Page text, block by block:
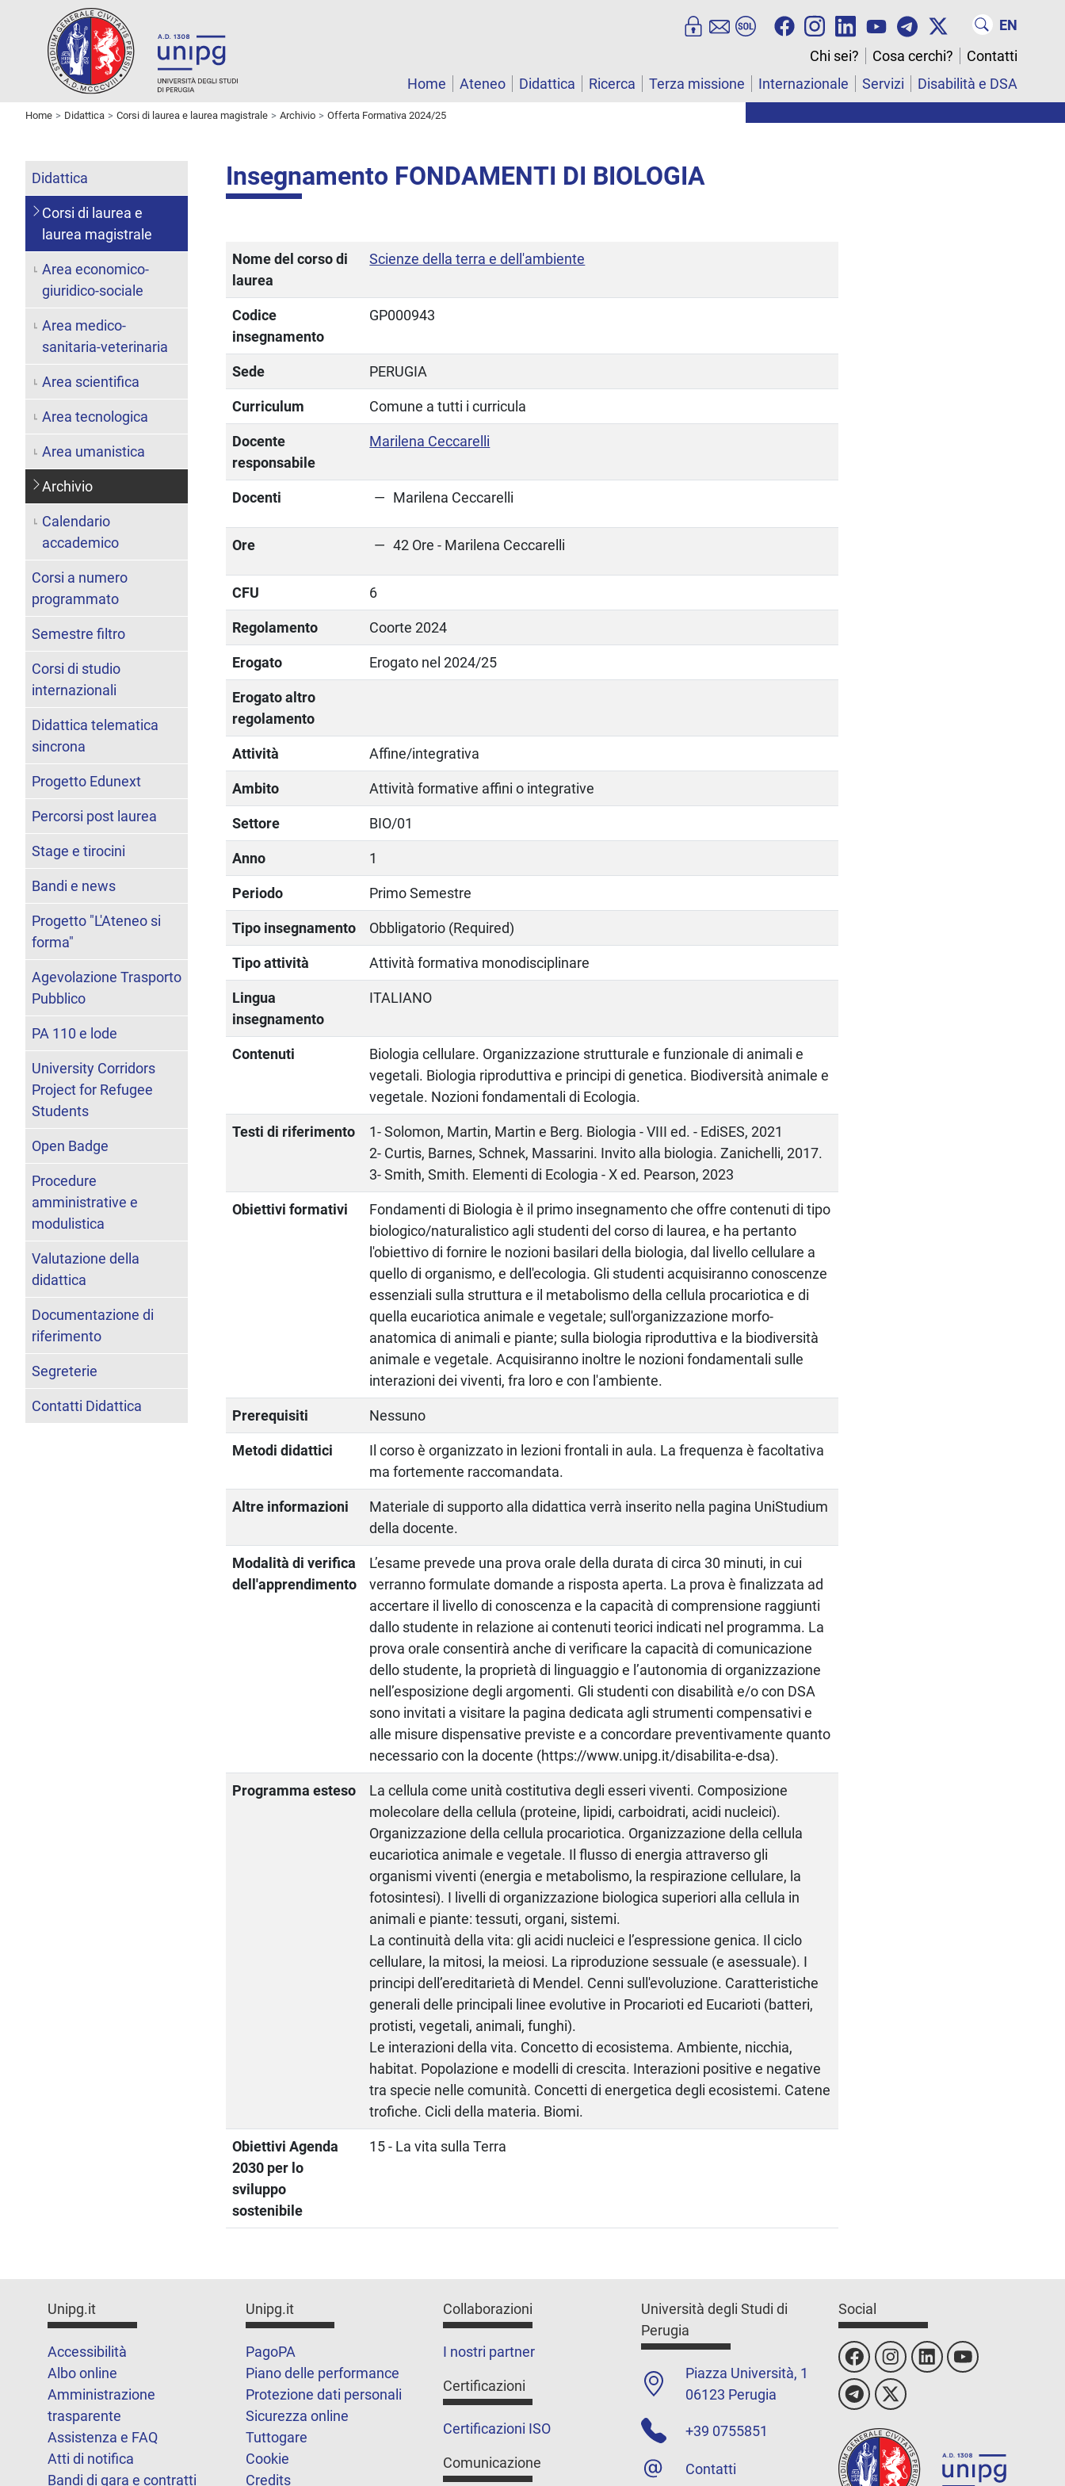
EN
Chi sei?
Cosa cerchi?
Contatti
Home
Ateneo Didattica Ricerca Terza missione Internazionale Servizi Disabilità e DSA
Home Didattica Corsi di laurea e laurea magistrale Archivio Offerta Formativa 2024/25
Insegnamento FONDAMENTI DI BIOLOGIA
Nome del corso di
laurea
Scienze della terra e dell'ambiente
Codice
insegnamento
GP000943
Sede PERUGIA
Curriculum Comune a tutti i curricula
Docente
responsabile
Marilena Ceccarelli
Docenti Marilena Ceccarelli
Ore 42 Ore - Marilena Ceccarelli
CFU 6
Regolamento Coorte 2024
Erogato Erogato nel 2024/25
Erogato altro
regolamento
Attività Affine/integrativa
Ambito Attività formative affini o integrative
Settore BIO/01
Anno 1
Periodo Primo Semestre
Tipo insegnamento Obbligatorio (Required)
Tipo attività Attività formativa monodisciplinare
Lingua
insegnamento
ITALIANO
Contenuti
Biologia cellulare. Organizzazione strutturale e funzionale di animali e
vegetali. Biologia riproduttiva e principi di genetica. Biodiversità animale e
vegetale. Nozioni fondamentali di Ecologia.
Testi di riferimento
1- Solomon, Martin, Martin e Berg. Biologia - VIII ed. - EdiSES, 2021
2- Curtis, Barnes, Schnek, Massarini. Invito alla biologia. Zanichelli, 2017.
3- Smith, Smith. Elementi di Ecologia - X ed. Pearson, 2023
Obiettivi formativi
Fondamenti di Biologia è il primo insegnamento che offre contenuti di tipo
biologico/naturalistico agli studenti del corso di laurea, e ha pertanto
l'obiettivo di fornire le nozioni basilari della biologia, dal livello cellulare a
quello di organismo, e dell'ecologia. Gli studenti acquisiranno conoscenze
essenziali sulla struttura e il metabolismo della cellula procariotica e di
quella eucariotica animale e vegetale; sull'organizzazione morfo-
anatomica di animali e piante; sulla biologia riproduttiva e la biodiversità
animale e vegetale. Acquisiranno inoltre le nozioni fondamentali sulle
interazioni dei viventi, fra loro e con l'ambiente.
Prerequisiti Nessuno
Metodi didattici
Il corso è organizzato in lezioni frontali in aula. La frequenza è facoltativa
ma fortemente raccomandata.
Altre informazioni
Materiale di supporto alla didattica verrà inserito nella pagina UniStudium
della docente.
Modalità di verifica
dell'apprendimento
L’esame prevede una prova orale della durata di circa 30 minuti, in cui
verranno formulate domande a risposta aperta. La prova è finalizzata ad
accertare il livello di conoscenza e la capacità di comprensione raggiunti
dallo studente in relazione ai contenuti teorici indicati nel programma. La
prova orale consentirà anche di verificare la capacità di comunicazione
dello studente, la proprietà di linguaggio e l’autonomia di organizzazione
nell’esposizione degli argomenti. Gli studenti con disabilità e/o con DSA
sono invitati a visitare la pagina dedicata agli strumenti compensativi e
alle misure dispensative previste e a concordare preventivamente quanto
necessario con la docente (https://www.unipg.it/disabilita-e-dsa).
Programma esteso
La cellula come unità costitutiva degli esseri viventi. Composizione
molecolare della cellula (proteine, lipidi, carboidrati, acidi nucleici).
Organizzazione della cellula procariotica. Organizzazione della cellula
eucariotica animale e vegetale. Il flusso di energia attraverso gli
organismi viventi (energia e metabolismo, la respirazione cellulare, la
fotosintesi). I livelli di organizzazione biologica superiori alla cellula in
animali e piante: tessuti, organi, sistemi.
La continuità della vita: gli acidi nucleici e l’espressione genica. Il ciclo
cellulare, la mitosi, la meiosi. La riproduzione sessuale (e asessuale). I
principi dell’ereditarietà di Mendel. Cenni sull'evoluzione. Caratteristiche
generali delle principali linee evolutive in Procarioti ed Eucarioti (batteri,
protisti, vegetali, animali, funghi).
Le interazioni della vita. Concetto di ecosistema. Ambiente, nicchia,
habitat. Popolazione e modelli di crescita. Interazioni positive e negative
tra specie nelle comunità. Concetti di energetica degli ecosistemi. Catene
trofiche. Cicli della materia. Biomi.
Obiettivi Agenda
2030 per lo
sviluppo
sostenibile
15 - La vita sulla Terra
Didattica
Corsi di laurea e
laurea magistrale
Area economico-
giuridico-sociale
Area medico-
sanitaria-veterinaria
Area scientifica
Area tecnologica
Area umanistica
Archivio
Calendario
accademico
Corsi a numero
programmato
Semestre filtro
Corsi di studio
internazionali
Didattica telematica
sincrona
Progetto Edunext
Percorsi post laurea
Stage e tirocini
Bandi e news
Progetto "L'Ateneo si
forma"
Agevolazione Trasporto
Pubblico
PA 110 e lode
University Corridors
Project for Refugee
Students
Open Badge
Procedure
amministrative e
modulistica
Valutazione della
didattica
Documentazione di
riferimento
Segreterie
Contatti Didattica
Unipg.it
Accessibilità
Albo online
Amministrazione
trasparente
Assistenza e FAQ
Atti di notifica
Bandi di gara e contratti
Unipg.it
PagoPA
Piano delle performance
Protezione dati personali
Sicurezza online
Tuttogare
Cookie
Credits
Collaborazioni
I nostri partner
Certificazioni
Certificazioni ISO
Comunicazione
Università degli Studi di
Perugia
Piazza Università, 1
06123 Perugia
+39 0755851
Contatti
Social